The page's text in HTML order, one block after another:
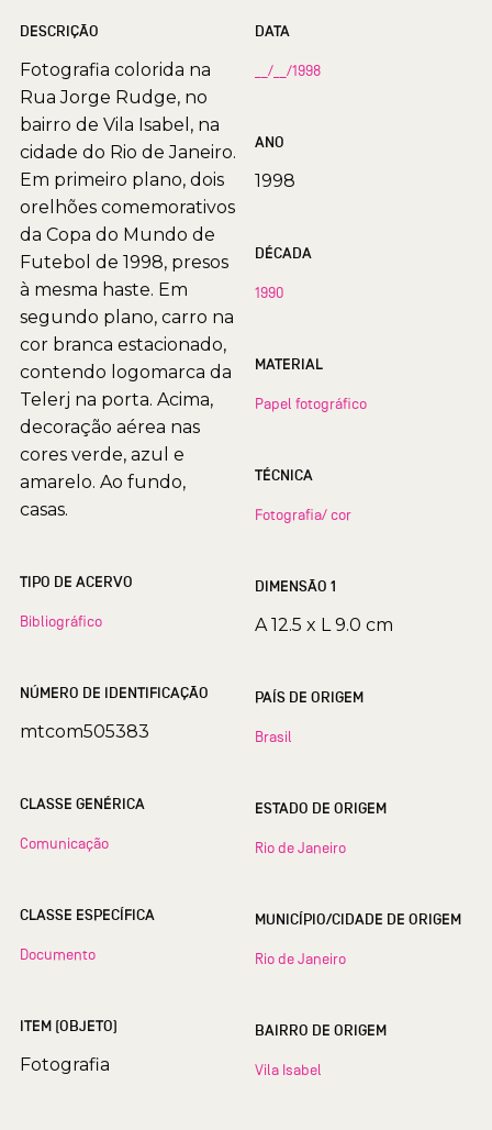
DESCRIÇÃO
Fotografia colorida na
Rua Jorge Rudge, no
bairro de Vila Isabel, na
cidade do Rio de Janeiro.
Em primeiro plano, dois
orelhões comemorativos
da Copa do Mundo de
Futebol de 1998, presos
à mesma haste. Em
segundo plano, carro na
cor branca estacionado,
contendo logomarca da
Telerj na porta. Acima,
decoração aérea nas
cores verde, azul e
amarelo. Ao fundo,
casas.
TIPO DE ACERVO
Bibliográfico
NÚMERO DE IDENTIFICAÇÃO
mtcom505383
CLASSE GENÉRICA
Comunicação
CLASSE ESPECÍFICA
Documento
ITEM (OBJETO)
Fotografia
DATA
__/__/1998
ANO
1998
DÉCADA
1990
MATERIAL
Papel fotográfico
TÉCNICA
Fotografia/ cor
DIMENSÃO 1
A 12.5 x L 9.0 cm
PAÍS DE ORIGEM
Brasil
ESTADO DE ORIGEM
Rio de Janeiro
MUNICÍPIO/CIDADE DE ORIGEM
Rio de Janeiro
BAIRRO DE ORIGEM
Vila Isabel